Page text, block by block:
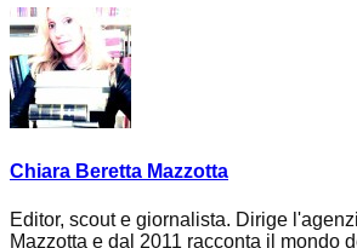
Chiara Beretta Mazzotta
Editor, scout e giornalista. Dirige
Mazzotta e dal 2011 racconta il mondo